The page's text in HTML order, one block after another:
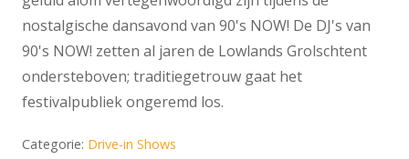
nostalgische dansavond van 90's NOW! De DJ's van
90's NOW! zetten al jaren de Lowlands Grolschtent
ondersteboven; traditiegetrouw gaat het
festivalpubliek ongeremd los.
Categorie: Drive-in Shows